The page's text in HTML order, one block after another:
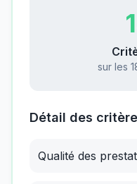
sur les
Détail des
Qualité des